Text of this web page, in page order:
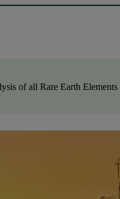
of all Rare Earth